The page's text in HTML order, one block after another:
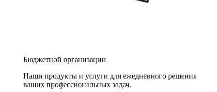
Бюджетной организации
Наши продукты и услуги для ежедневного решения
ваших профессиональных задач.